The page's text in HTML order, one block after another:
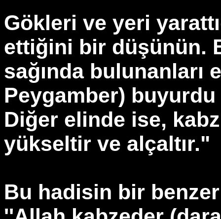
Gökleri ve yeri
ettiğini bir düşünün.
sağında bulunanları
Peygamber)
Diğer elinde ise,
yükseltir ve alçaltır."
Bu hadisin bir